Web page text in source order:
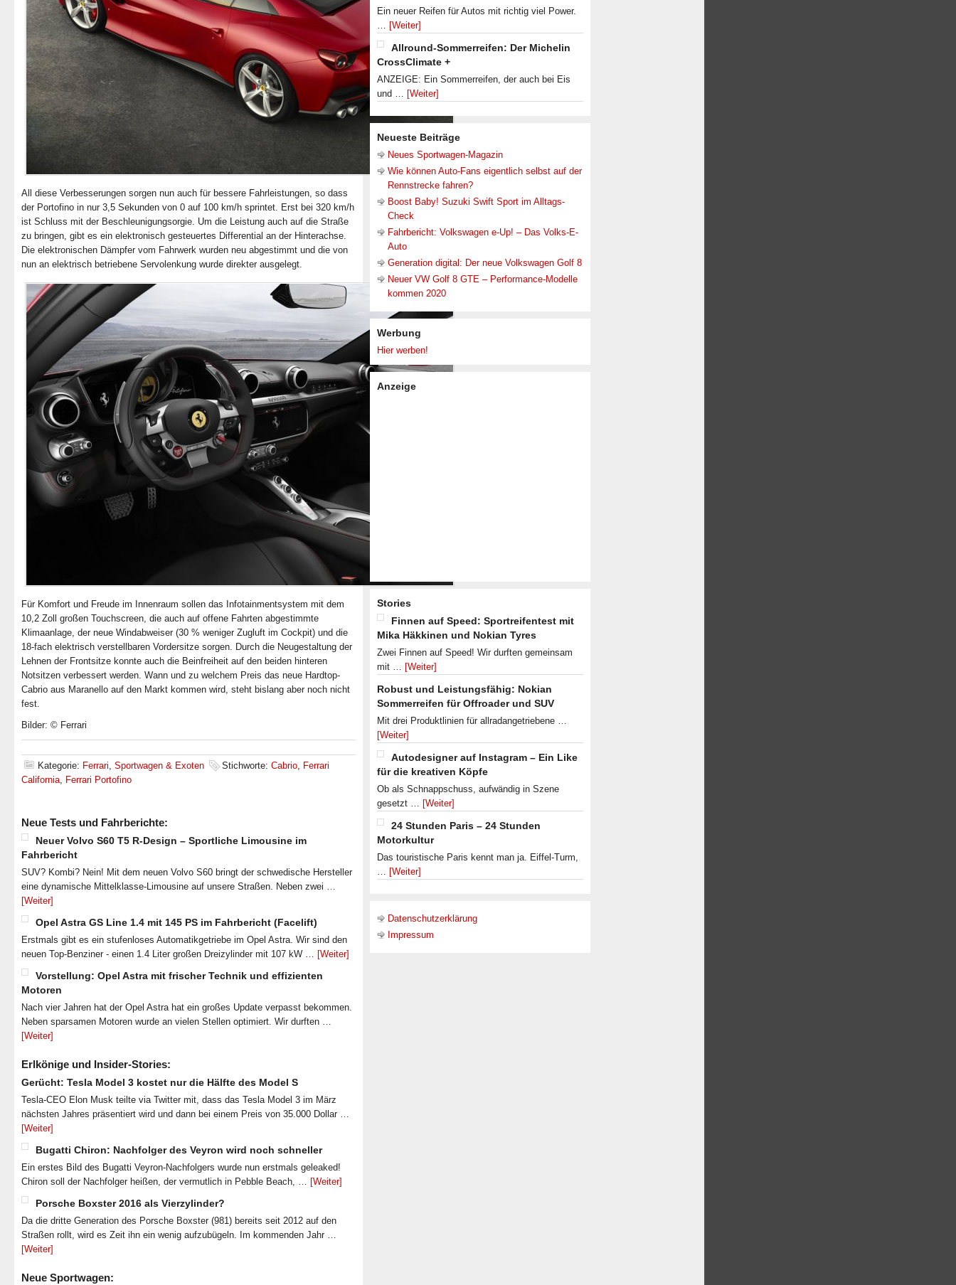
All diese Verbesserungen sorgen nun auch für bessere Fahrleistungen, so dass
der Portofino in nur 3,5 Sekunden von 0 auf 100 km/h sprintet. Erst bei 320 km/h
ist Schluss mit der Beschleunigungsorgie. Um die Leistung auch auf die Straße
zu bringen, gibt es ein elektronisch gesteuertes Differential an der Hinterachse.
Die elektronischen Dämpfer vom Fahrwerk wurden neu abgestimmt und die von
nun an elektrisch betriebene Servolenkung wurde direkter ausgelegt.
Für Komfort und Freude im Innenraum sollen das Infotainmentsystem mit dem
10,2 Zoll großen Touchscreen, die auch auf offene Fahrten abgestimmte
Klimaanlage, der neue Windabweiser (30 % weniger Zugluft im Cockpit) und die
18-fach elektrisch verstellbaren Vordersitze sorgen. Durch die Neugestaltung der
Lehnen der Frontsitze konnte auch die Beinfreiheit auf den beiden hinteren
Notsitzen verbessert werden. Wann und zu welchem Preis das neue Hardtop-
Cabrio aus Maranello auf den Markt kommen wird, steht bislang aber noch nicht
fest.
Bilder: © Ferrari
Kategorie: Ferrari, Sportwagen & Exoten Stichworte: Cabrio, Ferrari
California, Ferrari Portofino
Neue Tests und Fahrberichte:
Neuer Volvo S60 T5 R-Design – Sportliche Limousine im
Fahrbericht
SUV? Kombi? Nein! Mit dem neuen Volvo S60 bringt der schwedische Hersteller
eine dynamische Mittelklasse-Limousine auf unsere Straßen. Neben zwei …
[Weiter]
Opel Astra GS Line 1.4 mit 145 PS im Fahrbericht (Facelift)
Erstmals gibt es ein stufenloses Automatikgetriebe im Opel Astra. Wir sind den
neuen Top-Benziner - einen 1.4 Liter großen Dreizylinder mit 107 kW … [Weiter]
Vorstellung: Opel Astra mit frischer Technik und effizienten
Motoren
Nach vier Jahren hat der Opel Astra hat ein großes Update verpasst bekommen.
Neben sparsamen Motoren wurde an vielen Stellen optimiert. Wir durften …
[Weiter]
Erlkönige und Insider-Stories:
Gerücht: Tesla Model 3 kostet nur die Hälfte des Model S
Tesla-CEO Elon Musk teilte via Twitter mit, dass das Tesla Model 3 im März
nächsten Jahres präsentiert wird und dann bei einem Preis von 35.000 Dollar …
[Weiter]
Bugatti Chiron: Nachfolger des Veyron wird noch schneller
Ein erstes Bild des Bugatti Veyron-Nachfolgers wurde nun erstmals geleaked!
Chiron soll der Nachfolger heißen, der vermutlich in Pebble Beach, … [Weiter]
Porsche Boxster 2016 als Vierzylinder?
Da die dritte Generation des Porsche Boxster (981) bereits seit 2012 auf den
Straßen rollt, wird es Zeit ihn ein wenig aufzubügeln. Im kommenden Jahr …
[Weiter]
Neue Sportwagen:
Ein neuer Reifen für Autos mit richtig viel Power.
… [Weiter]
Allround-Sommerreifen: Der Michelin
CrossClimate +
ANZEIGE: Ein Sommerreifen, der auch bei Eis
und … [Weiter]
Neueste Beiträge
Neues Sportwagen-Magazin
Wie können Auto-Fans eigentlich selbst auf der
Rennstrecke fahren?
Boost Baby! Suzuki Swift Sport im Alltags-
Check
Fahrbericht: Volkswagen e-Up! – Das Volks-E-
Auto
Generation digital: Der neue Volkswagen Golf 8
Neuer VW Golf 8 GTE – Performance-Modelle
kommen 2020
Werbung
Hier werben!
Anzeige
Stories
Finnen auf Speed: Sportreifentest mit
Mika Häkkinen und Nokian Tyres
Zwei Finnen auf Speed! Wir durften gemeinsam
mit … [Weiter]
Robust und Leistungsfähig: Nokian
Sommerreifen für Offroader und SUV
Mit drei Produktlinien für allradangetriebene …
[Weiter]
Autodesigner auf Instagram – Ein Like
für die kreativen Köpfe
Ob als Schnappschuss, aufwändig in Szene
gesetzt … [Weiter]
24 Stunden Paris – 24 Stunden
Motorkultur
Das touristische Paris kennt man ja. Eiffel-Turm,
… [Weiter]
Datenschutzerklärung
Impressum